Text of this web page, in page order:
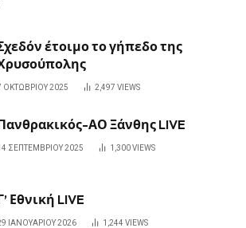
έτοιμο το γήπεδο της
ΟΚΤΩΒΡΊΟΥ 2025 2,497 VIEWS
ΑΟ Ξάνθης LIVE
ΣΕΠΤΕΜΒΡΊΟΥ 2025 1,300VIEWS
Εθνική LIVE
ΙΑΝΟΥΑΡΊΟΥ 2026 1,244 VIEWS